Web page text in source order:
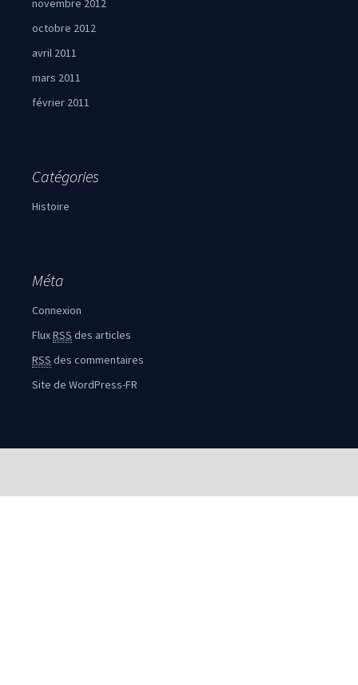
novembre 2012
octobre 2012
avril 2011
mars 2011
février 2011
Catégories
Histoire
Méta
Connexion
FluxRSS des articles
RSS des commentaires
Site de WordPress-FR